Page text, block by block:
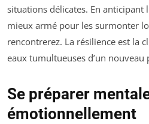
situations délicates. En anticipant
mieux armé pour les surmonter
rencontrerez. La résilience est la
eaux tumultueuses d’un nouveau
Se préparer
émotionnellement